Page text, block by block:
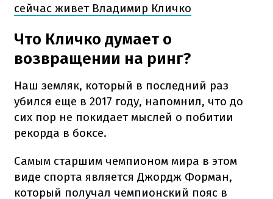
сейчас живет Владимир Кличко
Что Кличко думает о
возвращении на ринг?
Наш земляк, который в последний раз
убился еще в 2017 году, напомнил, что до
сих пор не покидает мыслей о побитии
рекорда в боксе.
Самым старшим чемпионом мира в этом
виде спорта является Джордж Форман,
который получал чемпионский пояс в